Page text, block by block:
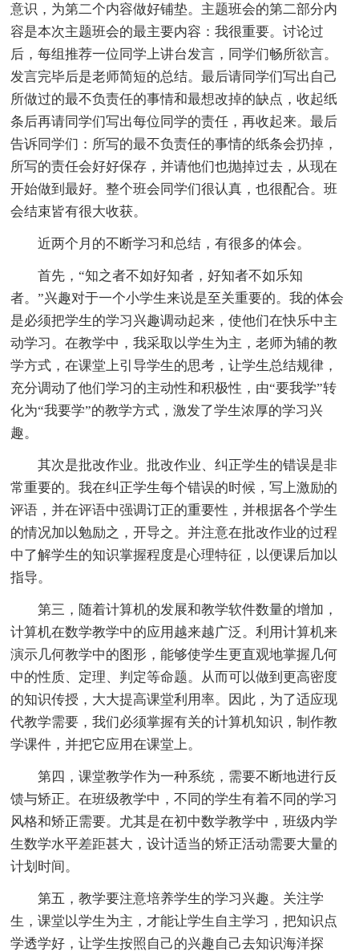
意识，为第二个内容做好铺垫。主题班会的第二部分内
容是本次主题班会的最主要内容：我很重要。讨论过
后，每组推荐一位同学上讲台发言，同学们畅所欲言。
发言完毕后是老师简短的总结。最后请同学们写出自己
所做过的最不负责任的事情和最想改掉的缺点，收起纸
条后再请同学们写出每位同学的责任，再收起来。最后
告诉同学们：所写的最不负责任的事情的纸条会扔掉，
所写的责任会好好保存，并请他们也抛掉过去，从现在
开始做到最好。整个班会同学们很认真，也很配合。班
会结束皆有很大收获。
近两个月的不断学习和总结，有很多的体会。
首先，“知之者不如好知者，好知者不如乐知
者。”兴趣对于一个小学生来说是至关重要的。我的体会
是必须把学生的学习兴趣调动起来，使他们在快乐中主
动学习。在教学中，我采取以学生为主，老师为辅的教
学方式，在课堂上引导学生的思考，让学生总结规律，
充分调动了他们学习的主动性和积极性，由“要我学”转
化为“我要学”的教学方式，激发了学生浓厚的学习兴
趣。
其次是批改作业。批改作业、纠正学生的错误是非
常重要的。我在纠正学生每个错误的时候，写上激励的
评语，并在评语中强调订正的重要性，并根据各个学生
的情况加以勉励之，开导之。并注意在批改作业的过程
中了解学生的知识掌握程度是心理特征，以便课后加以
指导。
第三，随着计算机的发展和教学软件数量的增加，
计算机在数学教学中的应用越来越广泛。利用计算机来
演示几何教学中的图形，能够使学生更直观地掌握几何
中的性质、定理、判定等命题。从而可以做到更高密度
的知识传授，大大提高课堂利用率。因此，为了适应现
代教学需要，我们必须掌握有关的计算机知识，制作教
学课件，并把它应用在课堂上。
第四，课堂教学作为一种系统，需要不断地进行反
馈与矫正。在班级教学中，不同的学生有着不同的学习
风格和矫正需要。尤其是在初中数学教学中，班级内学
生数学水平差距甚大，设计适当的矫正活动需要大量的
计划时间。
第五，教学要注意培养学生的学习兴趣。关注学
生，课堂以学生为主，才能让学生自主学习，把知识点
学透学好，让学生按照自己的兴趣自己去知识海洋探